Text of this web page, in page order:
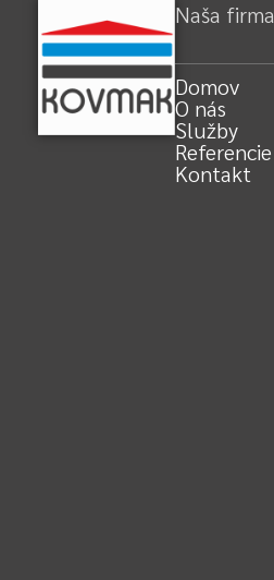
Naša firma
Domov
O nás
Služby
Referencie
Kontakt